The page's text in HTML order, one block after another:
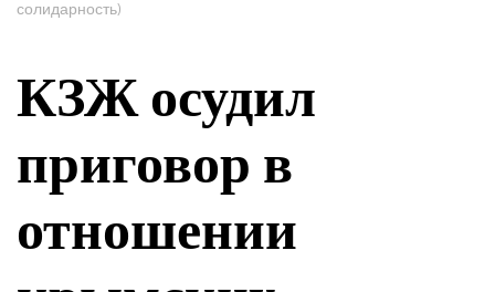
солидарность)
КЗЖ осудил
приговор в
отношении